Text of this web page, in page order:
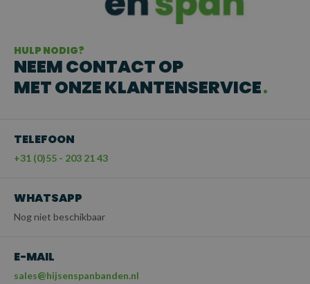
HULP NODIG?
NEEM CONTACT OP
MET ONZE KLANTENSERVICE
TELEFOON
+31 (0)55 - 203 21 43
WHATSAPP
Nog niet beschikbaar
E-MAIL
sales@hijsenspanbanden.nl